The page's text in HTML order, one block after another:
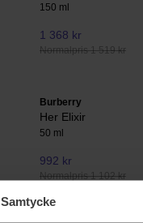
Samtycke
150 ml
1 368 kr
Normalpris 1 519 kr
Burberry
Her Elixir
50 ml
992 kr
Normalpris 1 102 kr